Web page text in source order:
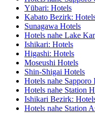
Yūbari: Hotels
Kabato Bezirk:
Sunagawa Hotels
Hotels nahe Lake
Ishikari: Hotels
Higashi: Hotels
Moseushi Hotels
Shin-Shigai Hotels
Hotels nahe Sapporo
Hotels nahe Station
Ishikari Bezirk:
Hotels nahe Station